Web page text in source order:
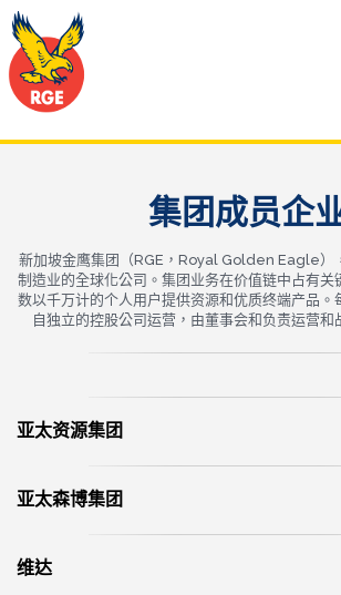
集团成员企
新加坡金鹰集团（RGE，Royal Golden Eagle）
制造业的全球化公司。集团业务在价值链中占有关
数以千万计的个人用户提供资源和优质终端产品。
自独立的控股公司运营，由董事会和负责运营和
亚太资源集团
亚太森博集团
维达